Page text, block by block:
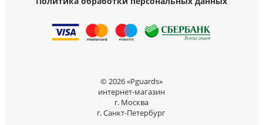
© 2026 «Pguards»
интернет-магазин
г. Москва
г. Санкт-Петербург